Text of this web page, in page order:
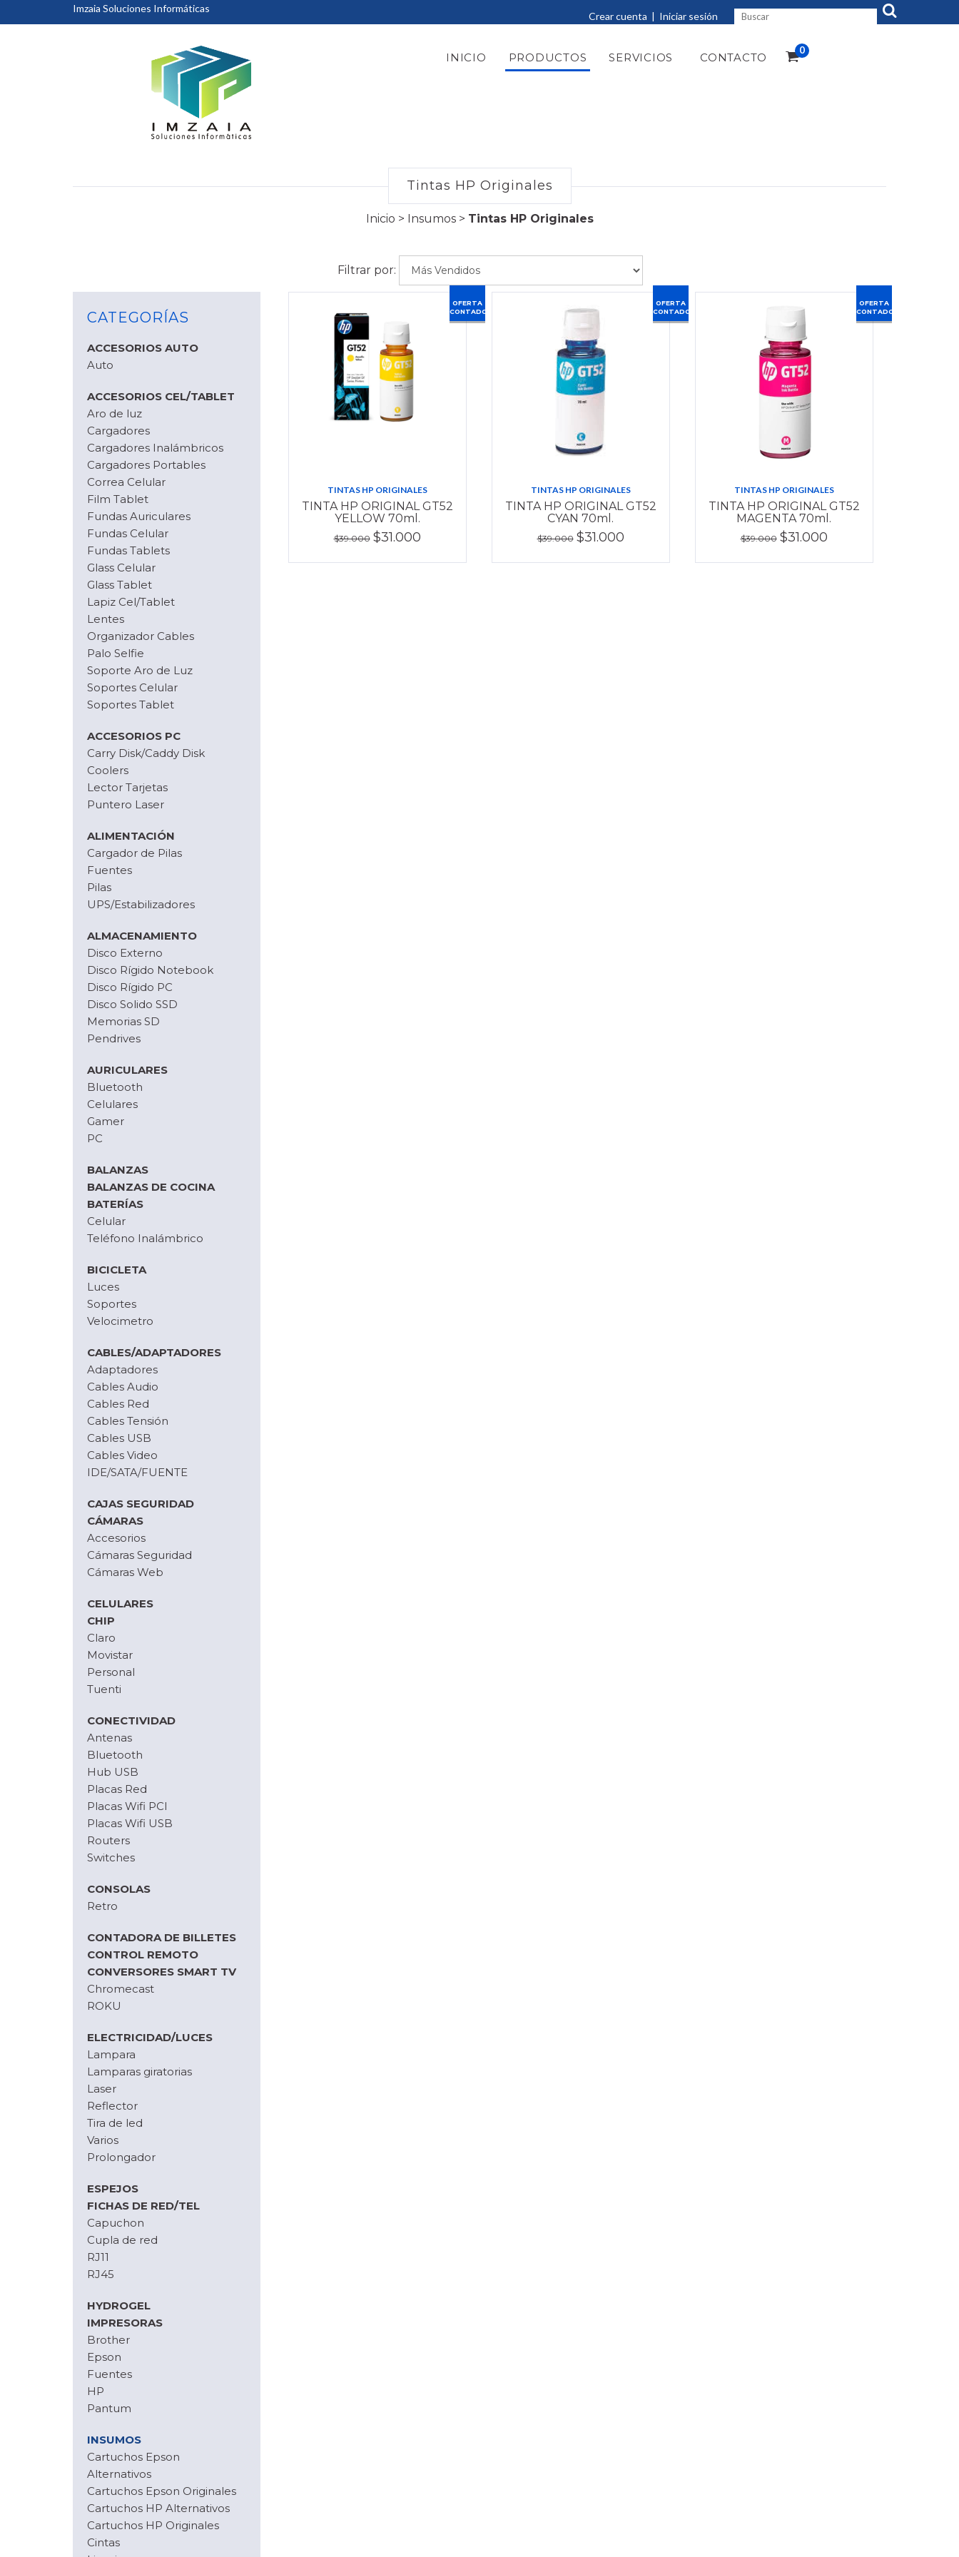
Imzaia Soluciones Informáticas
Crear cuenta | Iniciar sesión
INICIO PRODUCTOS SERVICIOS CONTACTO
0
Tintas HP Originales
Inicio > Insumos > Tintas HP Originales
Filtrar por:
CATEGORÍAS
ACCESORIOS AUTO
Auto
ACCESORIOS CEL/TABLET
Aro de luz
Cargadores
Cargadores Inalámbricos
Cargadores Portables
Correa Celular
Film Tablet
Fundas Auriculares
Fundas Celular
Fundas Tablets
Glass Celular
Glass Tablet
Lapiz Cel/Tablet
Lentes
Organizador Cables
Palo Selfie
Soporte Aro de Luz
Soportes Celular
Soportes Tablet
ACCESORIOS PC
Carry Disk/Caddy Disk
Coolers
Lector Tarjetas
Puntero Laser
ALIMENTACIÓN
Cargador de Pilas
Fuentes
Pilas
UPS/Estabilizadores
ALMACENAMIENTO
Disco Externo
Disco Rígido Notebook
Disco Rígido PC
Disco Solido SSD
Memorias SD
Pendrives
AURICULARES
Bluetooth
Celulares
Gamer
PC
BALANZAS
BALANZAS DE COCINA
BATERÍAS
Celular
Teléfono Inalámbrico
BICICLETA
Luces
Soportes
Velocimetro
CABLES/ADAPTADORES
Adaptadores
Cables Audio
Cables Red
Cables Tensión
Cables USB
Cables Video
IDE/SATA/FUENTE
CAJAS SEGURIDAD
CÁMARAS
Accesorios
Cámaras Seguridad
Cámaras Web
CELULARES
CHIP
Claro
Movistar
Personal
Tuenti
CONECTIVIDAD
Antenas
Bluetooth
Hub USB
Placas Red
Placas Wifi PCI
Placas Wifi USB
Routers
Switches
CONSOLAS
Retro
CONTADORA DE BILLETES
CONTROL REMOTO
CONVERSORES SMART TV
Chromecast
ROKU
ELECTRICIDAD/LUCES
Lampara
Lamparas giratorias
Laser
Reflector
Tira de led
Varios
Prolongador
ESPEJOS
FICHAS DE RED/TEL
Capuchon
Cupla de red
RJ11
RJ45
HYDROGEL
IMPRESORAS
Brother
Epson
Fuentes
HP
Pantum
INSUMOS
Cartuchos Epson
Alternativos
Cartuchos Epson Originales
Cartuchos HP Alternativos
Cartuchos HP Originales
Cintas
OFERTA
CONTADO
TINTAS HP ORIGINALES
TINTA HP ORIGINAL GT52
YELLOW 70ml.
$39.000 $31.000
OFERTA
CONTADO
TINTAS HP ORIGINALES
TINTA HP ORIGINAL GT52
CYAN 70ml.
$39.000 $31.000
OFERTA
CONTADO
TINTAS HP ORIGINALES
TINTA HP ORIGINAL GT52
MAGENTA 70ml.
$39.000 $31.000